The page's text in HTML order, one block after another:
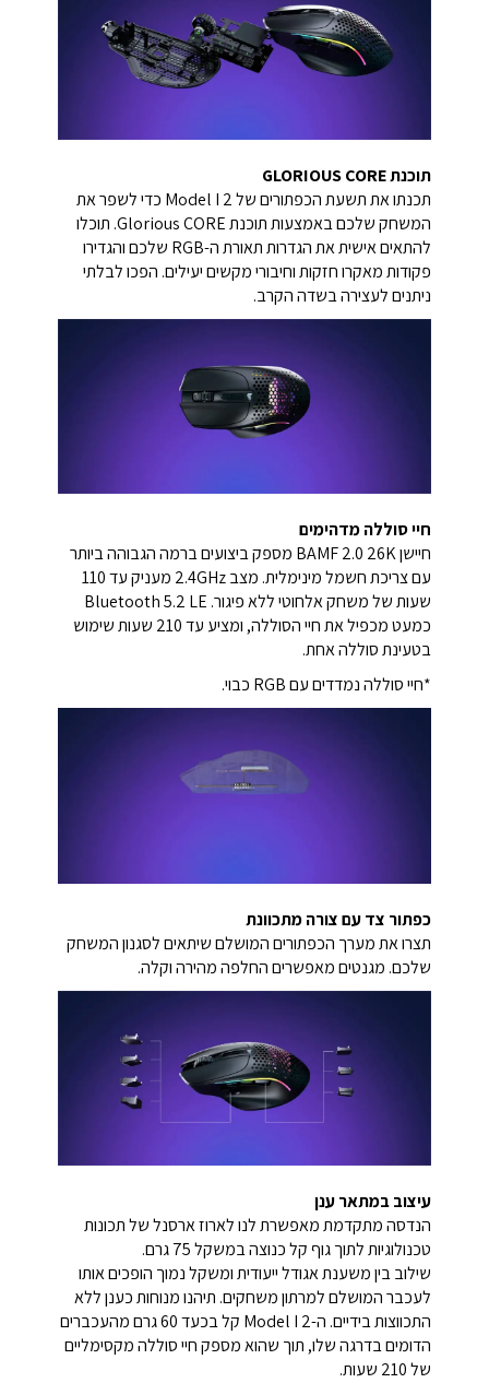
תוכנת GLORIOUS CORE
תכנתו את תשעת הכפתורים של Model I 2 כדי לשפר את
המשחק שלכם באמצעות תוכנת Glorious CORE. תוכלו
להתאים אישית את הגדרות תאורת ה-RGB שלכם והגדירו
פקודות מאקרו חזקות וחיבורי מקשים יעילים. הפכו לבלתי
ניתנים לעצירה בשדה הקרב.
חיי סוללה מדהימים
חיישן BAMF 2.0 26K מספק ביצועים ברמה הגבוהה ביותר
עם צריכת חשמל מינימלית. מצב 2.4GHz מעניק עד 110
שעות של משחק אלחוטי ללא פיגור. Bluetooth 5.2 LE
כמעט מכפיל את חיי הסוללה, ומציע עד 210 שעות שימוש
בטעינת סוללה אחת.
*חיי סוללה נמדדים עם RGB כבוי.
כפתור צד עם צורה מתכוונת
תצרו את מערך הכפתורים המושלם שיתאים לסגנון המשחק
שלכם. מגנטים מאפשרים החלפה מהירה וקלה.
עיצוב במתאר ענן
הנדסה מתקדמת מאפשרת לנו לארוז ארסנל של תכונות
טכנולוגיות לתוך גוף קל כנוצה במשקל 75 גרם.
שילוב בין משענת אגודל ייעודית ומשקל נמוך הופכים אותו
לעכבר המושלם למרתון משחקים. תיהנו מנוחות כענן ללא
התכווצות בידיים. ה-Model I 2 קל בכעד 60 גרם מהעכברים
הדומים בדרגה שלו, תוך שהוא מספק חיי סוללה מקסימליים
של 210 שעות.